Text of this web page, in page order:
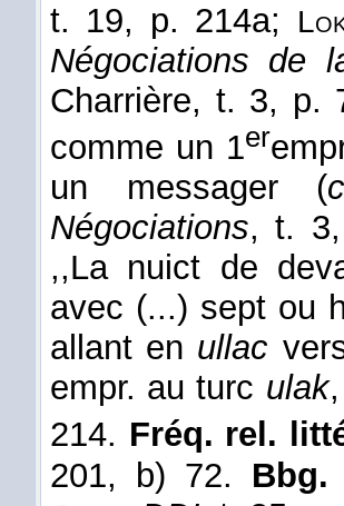
t. 19, p. 214a;
Négociations de
Charrière, t. 3, p.
comme un 1er
un messager (
Négociations, t. 3,
,,La nuict de
avec (...) sept ou
allant en ullac
empr. au turc ulak
214. Fréq. rel.
201, b) 72. Bbg.